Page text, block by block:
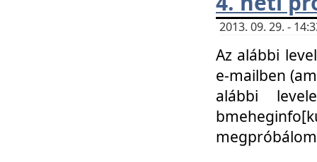
2013. 09. 29. -
Az alábbi
e-mailben
alábbi